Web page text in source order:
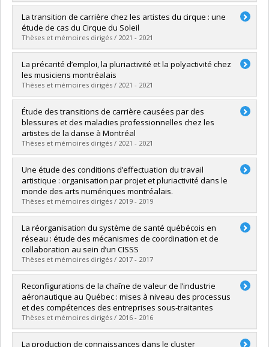
Graduate :Derouin-Dubuc, Laurence
Cycle :Doctoral
Grade :Ph. D.
Lien vers le document dans Papyrus
La transition de carrière chez les artistes du cirque : une
étude de cas du Cirque du Soleil
Thèses et mémoires dirigés / 2021 - 2021
Graduate : Reveau, Maëlle
Cycle :Master's
Grade :M. Sc.
Lien vers le document dans Papyrus
La précarité d’emploi, la pluriactivité et la polyactivité chez
les musiciens montréalais
Thèses et mémoires dirigés / 2021 - 2021
Graduate :Ghazi Mirsaeid, Seyed Mahdi
Cycle :Master's
Grade : M. Sc.
Lien vers le document dans Papyrus
Étude des transitions de carrière causées par des
blessures et des maladies professionnelles chez les
artistes de la danse à Montréal
Thèses et mémoires dirigés / 2021 - 2021
Graduate :Pinard-Frappier, Èma
Cycle :Master's
Grade :M. Sc.
Lien vers le document dans Papyrus
Une étude des conditions d’effectuation du travail
artistique : organisation par projet et pluriactivité dans le
monde des arts numériques montréalais.
Thèses et mémoires dirigés / 2019 - 2019
Graduate :George, Hugo
Cycle :Master's
Grade :M. Sc.
Lien vers le document dans Papyrus
La réorganisation du système de santé québécois en
réseau : étude des mécanismes de coordination et de
collaboration au sein d’un CISSS
Thèses et mémoires dirigés / 2017 - 2017
Graduate :Pop, Lavinia
Cycle :Master's
Grade :M. Sc.
Lien vers le document dans Papyrus
Reconfigurations de la chaîne de valeur de l’industrie
aéronautique au Québec : mises à niveau des processus
et des compétences des entreprises sous-traitantes
Thèses et mémoires dirigés / 2016 - 2016
Graduate :Régnus, Jean-Marc
La production de connaissances dans le cluster